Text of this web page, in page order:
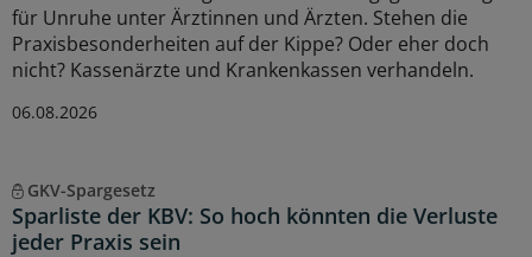
für Unruhe unter Ärztinnen und Ärzten. Stehen die
Praxisbesonderheiten auf der Kippe? Oder eher doch
nicht? Kassenärzte und Krankenkassen verhandeln.
06.08.2026
GKV-Spargesetz
Sparliste der KBV: So hoch könnten die Verluste
jeder Praxis sein